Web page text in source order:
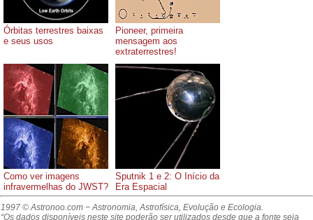
Órbitas terrestres baixas
e seus usos
Pioneer, primeira
mensagem aos
extraterrestres!
Como ver imagens
infravermelhas do JWST?
Sputnik 1 e 2: O Início da
Era Espacial
1997 © Astronoo.com − Astronomia, Astrofísica, Evolução e Ecologia.
“Os dados disponíveis neste site poderão ser utilizados desde que a fonte seja